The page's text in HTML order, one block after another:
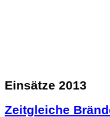
Einsätze 2013
Zeitgleiche